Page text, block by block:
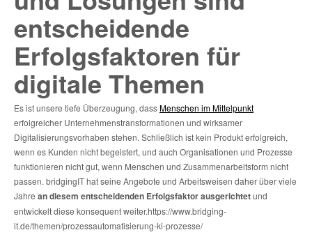
entscheidende
Erfolgsfaktoren für
digitale Themen
Es ist unsere tiefe Überzeugung, dassMenschen im Mittelpunkt
erfolgreicher Unternehmenstransformationen und wirksamer
Digitalisierungsvorhaben stehen. Schließlich ist kein Produkt erfolgreich,
wenn es Kunden nicht begeistert, und auch Organisationen und Prozesse
funktionieren nicht gut, wenn Menschen und Zusammenarbeitsform nicht
passen. bridgingIT hat seine Angebote und Arbeitsweisen daher über viele
Jahre an diesem entscheidenden Erfolgsfaktor ausgerichtetund
entwickelt diese konsequent weiter.https://www.bridging-
it.de/themen/prozessautomatisierung-ki-prozesse/